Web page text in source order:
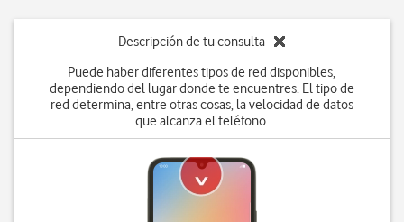
Descripción de tu consulta
Puede haber diferentes tipos de red disponibles,
dependiendo del lugar donde te encuentres. El tipo de
red determina, entre otras cosas, la velocidad de datos
que alcanza el teléfono.